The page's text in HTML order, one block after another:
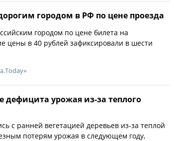
городом в РФ по цене проезда
городом по цене билета на
цены в 40 рублей зафиксировали в шести
дефицита урожая из-за теплого
с ранней вегетацией деревьев из-за теплой
потерям урожая в следующем году,